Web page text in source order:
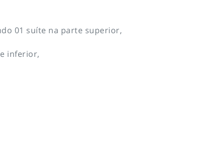
01 suíte na parte superior,
inferior,